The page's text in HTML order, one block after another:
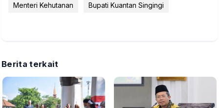
Menteri Kehutanan Bupati Kuantan Singingi
Berita terkait